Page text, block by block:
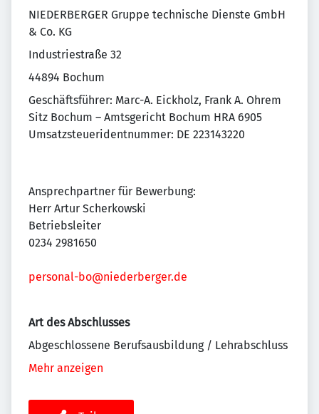
NIEDERBERGER Gruppe technische Dienste GmbH
& Co. KG
Industriestraße 32
44894 Bochum
Geschäftsführer: Marc-A. Eickholz, Frank A. Ohrem
Sitz Bochum – Amtsgericht Bochum HRA 6905
Umsatzsteueridentnummer: DE 223143220
Ansprechpartner für Bewerbung:
Herr Artur Scherkowski
Betriebsleiter
0234 2981650
personal-bo@niederberger.de
Art des Abschlusses
Abgeschlossene Berufsausbildung / Lehrabschluss
Mehr anzeigen